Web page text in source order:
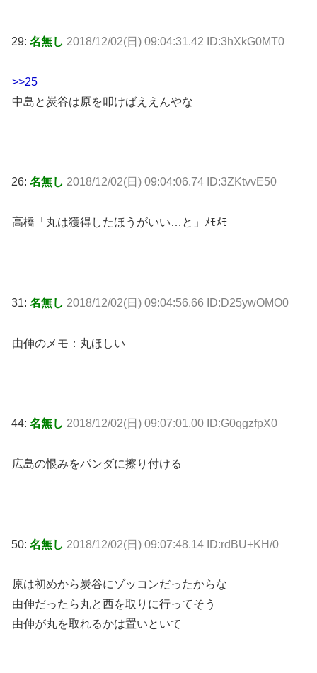
29: 名無し 2018/12/02(日) 09:04:31.42 ID:3hXkG0MT0
>>25
中島と炭谷は原を叩けばええんやな
26: 名無し 2018/12/02(日) 09:04:06.74 ID:3ZKtvvE50
高橋「丸は獲得したほうがいい…と」ﾒﾓﾒﾓ
31: 名無し 2018/12/02(日) 09:04:56.66 ID:D25ywOMO0
由伸のメモ：丸ほしい
44: 名無し 2018/12/02(日) 09:07:01.00 ID:G0qgzfpX0
広島の恨みをパンダに擦り付ける
50: 名無し 2018/12/02(日) 09:07:48.14 ID:rdBU+KH/0
原は初めから炭谷にゾッコンだったからな
由伸だったら丸と西を取りに行ってそう
由伸が丸を取れるかは置いといて